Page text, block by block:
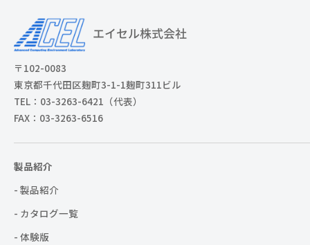
〒102-0083
東京都千代田区麹町3-1-1麹町311ビル
TEL：03-3263-6421（代表）
FAX：03-3263-6516
製品紹介
- 製品紹介
- カタログ一覧
- 体験版